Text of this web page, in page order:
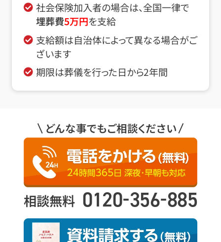
社会保険加入者の場合は、全国一律で
埋葬費5万円を支給
支給額は自治体によって異なる場合がご
ざいます
期限は葬儀を行った日から2年間
どんな事でもご相談ください
相談無料 0120-356-885